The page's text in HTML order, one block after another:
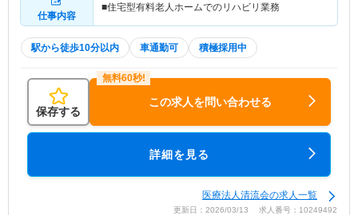
仕事内容
■住宅型有料老人ホームでのリハビリ業務
駅から徒歩10分以内 車通勤可 積極採用中
保存する
この求人を問い合わせる
詳細を見る
医療法人清流会の求人一覧
更新日：2026/03/13 求人番号：10249492